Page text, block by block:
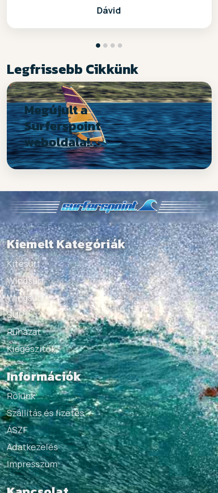
Dávid
Legfrissebb Cikkünk
Megújult a
Surferspoint
weboldala!
Kiemelt Kategóriák
Kitesurf
Windsurf
Wingsurf
SUP
Ruházat
Kiegészítők
Információk
Rólunk
Szállítás és fizetés
ÁSZF
Adatkezelés
Impresszum